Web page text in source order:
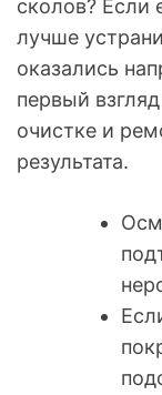
сколов? Если
лучше
оказались
первый
очистке и
результата.